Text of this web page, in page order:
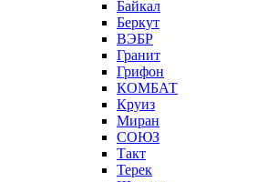
Байкал
Беркут
ВЭБР
Гранит
Грифон
КОМБАТ
Круиз
Миран
СОЮЗ
Такт
Терек